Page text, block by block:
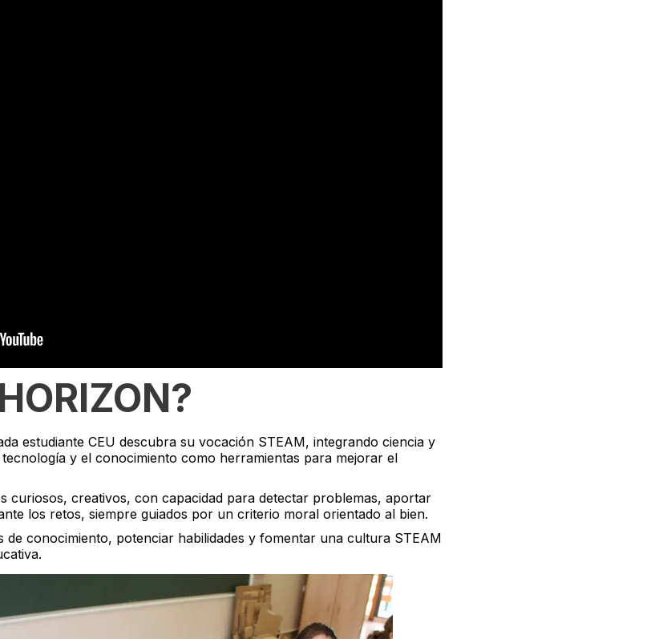
estudiante CEU descubra su vocación STEAM, integrando ciencia y
y el conocimiento como herramientas para mejorar el
curiosos, creativos, con capacidad para detectar problemas, aportar
los retos, siempre guiados por un criterio moral orientado al bien.
de conocimiento, potenciar habilidades y fomentar una cultura STEAM